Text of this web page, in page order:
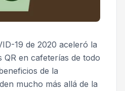
19 de 2020 aceleró la
QR en cafeterías de todo
de la
mucho más allá de la